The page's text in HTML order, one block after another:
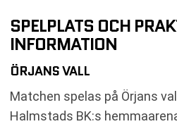
SPELPLATS OCH
INFORMATION
ÖRJANS VALL
Matchen spelas på Örjans
Halmstads BK:s